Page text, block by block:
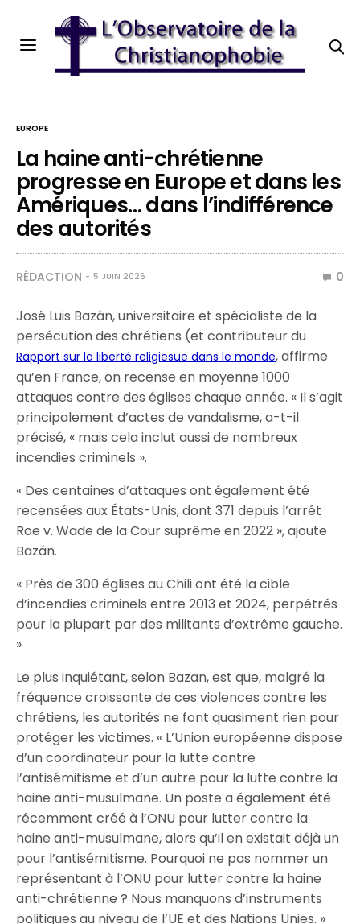
EUROPE
La haine anti-chrétienne
progresse en Europe et dans les
Amériques… dans l’indifférence
des autorités
RÉDACTION 5 JUIN 2026 0
José Luis Bazán, universitaire et spécialiste de la
persécution des chrétiens (et contributeur du
Rapport sur la liberté religiesue dans le monde, affirme
qu’en France, on recense en moyenne 1000
attaques contre des églises chaque année. « Il s’agit
principalement d’actes de vandalisme, a-t-il
précisé, « mais cela inclut aussi de nombreux
incendies criminels ».
« Des centaines d’attaques ont également été
recensées aux États-Unis, dont 371 depuis l’arrêt
Roe v. Wade de la Cour suprême en 2022 », ajoute
Bazán.
« Près de 300 églises au Chili ont été la cible
d’incendies criminels entre 2013 et 2024, perpétrés
pour la plupart par des militants d’extrême gauche.
»
Le plus inquiétant, selon Bazan, est que, malgré la
fréquence croissante de ces violences contre les
chrétiens, les autorités ne font quasiment rien pour
protéger les victimes. « L’Union européenne dispose
d’un coordinateur pour la lutte contre
l’antisémitisme et d’un autre pour la lutte contre la
haine anti-musulmane. Un poste a également été
récemment créé à l’ONU pour lutter contre la
haine anti-musulmane, alors qu’il en existait déjà un
pour l’antisémitisme. Pourquoi ne pas nommer un
représentant à l’ONU pour lutter contre la haine
anti-chrétienne ? Nous manquons d’instruments
politiques au niveau de l’UE et des Nations Unies. »